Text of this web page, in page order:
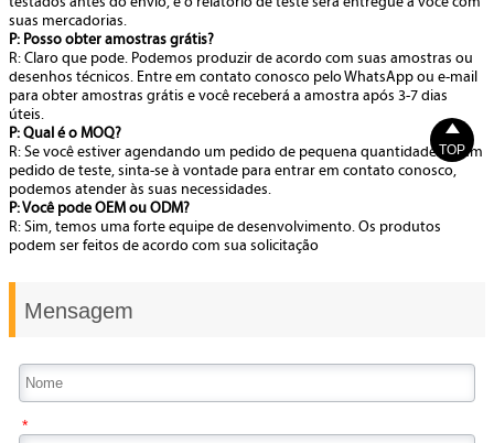
suas mercadorias.
P: Posso obter amostras grátis?
R: Claro que pode. Podemos produzir de acordo com suas amostras ou
desenhos técnicos. Entre em contato conosco pelo WhatsApp ou e-mail
para obter amostras grátis e você receberá a amostra após 3-7 dias
úteis.
P: Qual é o MOQ?
R: Se você estiver agendando um pedido de pequena quantidade ou um
pedido de teste, sinta-se à vontade para entrar em contato conosco,
podemos atender às suas necessidades.
P: Você pode OEM ou ODM?
R: Sim, temos uma forte equipe de desenvolvimento. Os produtos
podem ser feitos de acordo com sua solicitação
Mensagem
*

TOP